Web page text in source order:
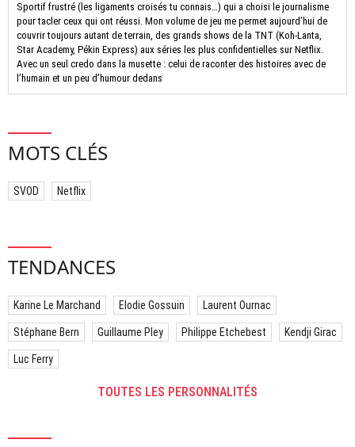
Sportif frustré (les ligaments croisés tu connais…) qui a choisi le journalisme
pour tacler ceux qui ont réussi. Mon volume de jeu me permet aujourd’hui de
couvrir toujours autant de terrain, des grands shows de la TNT (Koh-Lanta,
Star Academy, Pékin Express) aux séries les plus confidentielles sur Netflix.
Avec un seul credo dans la musette : celui de raconter des histoires avec de
l’humain et un peu d’humour dedans
MOTS CLÉS
SVOD Netflix
TENDANCES
Karine Le Marchand Elodie Gossuin Laurent Ournac
Stéphane Bern Guillaume Pley Philippe Etchebest Kendji Girac
Luc Ferry
TOUTES LES PERSONNALITÉS